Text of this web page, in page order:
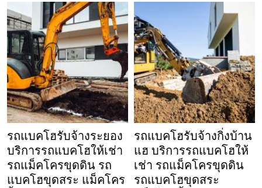
รถแบคโฮรับจ้างระยอง
บริการรถแบคโฮให้เช่า
รถแม็คโครขุดดิน รถ
แบคโฮขุดสระ แม็คโคร
รถแบคโฮรับจ้างกิ่งบ้าน
แฮ บริการรถแบคโฮให้
เช่า รถแม็คโครขุดดิน
รถแบคโฮขุดสระ